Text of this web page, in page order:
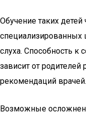
Обучение таких
слуха. Способность к
зависит от
рекомендаций врачей.
Возможные